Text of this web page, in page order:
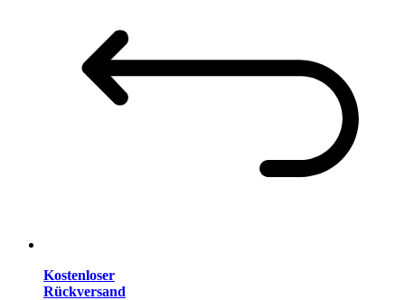
Kostenloser
Rückversand